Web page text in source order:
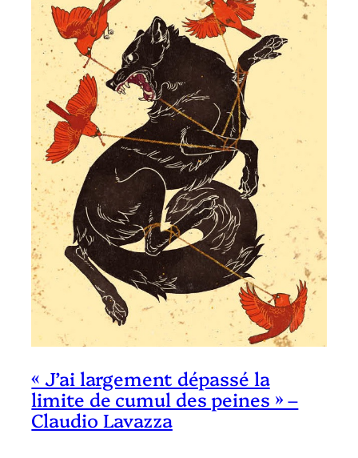
« J’ai largement dépassé la
limite de cumul des peines » –
Claudio Lavazza